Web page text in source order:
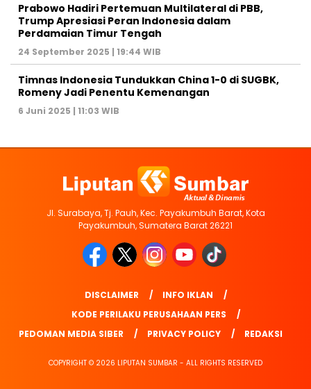
Prabowo Hadiri Pertemuan Multilateral di PBB,
Trump Apresiasi Peran Indonesia dalam
Perdamaian Timur Tengah
24 September 2025 | 19:44 WIB
Timnas Indonesia Tundukkan China 1-0 di SUGBK,
Romeny Jadi Penentu Kemenangan
6 Juni 2025 | 11:03 WIB
Jl. Surabaya, Tj. Pauh, Kec. Payakumbuh Barat, Kota
Payakumbuh, Sumatera Barat 26221
DISCLAIMER
INFO IKLAN
KODE PERILAKU PERUSAHAAN PERS
PEDOMAN MEDIA SIBER
PRIVACY POLICY REDAKSI
COPYRIGHT © 2026 LIPUTAN SUMBAR - ALL RIGHTS RESERVED